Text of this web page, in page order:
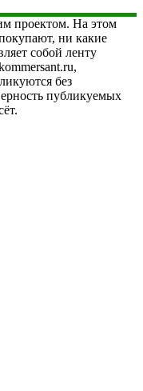
проектом. На этом
ни какие
собой ленту
без
публикуемых